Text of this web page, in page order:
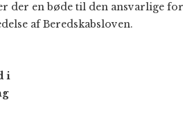
der en bøde til den ansvarlige for
af Beredskabsloven.
i